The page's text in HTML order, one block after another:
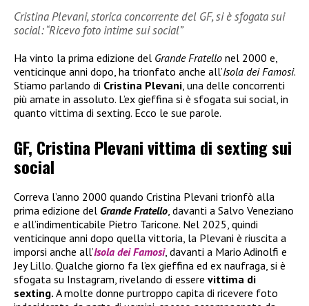
Cristina Plevani, storica concorrente del GF, si è sfogata sui
social: “Ricevo foto intime sui social”
Ha vinto la prima edizione del Grande Fratello nel 2000 e,
venticinque anni dopo, ha trionfato anche all’Isola dei Famosi.
Stiamo parlando di Cristina Plevani , una delle concorrenti
più amate in assoluto. L’ex gieffina si è sfogata sui social, in
quanto vittima di sexting. Ecco le sue parole.
GF, Cristina Plevani vittima di sexting sui
social
Correva l’anno 2000 quando Cristina Plevani trionfò alla
prima edizione del Grande Fratello , davanti a Salvo Veneziano
e all’indimenticabile Pietro Taricone. Nel 2025, quindi
venticinque anni dopo quella vittoria, la Plevani è riuscita a
imporsi anche all’Isola dei Famosi, davanti a Mario Adinolfi e
Jey Lillo. Qualche giorno fa l’ex gieffina ed ex naufraga, si è
sfogata su Instagram, rivelando di essere vittima di
sexting. A molte donne purtroppo capita di ricevere foto